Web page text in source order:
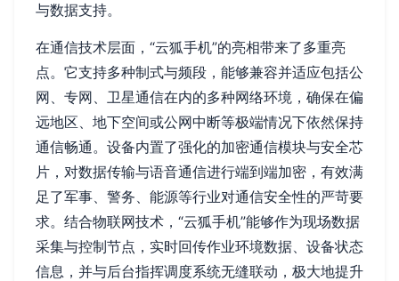
与数据支持。
在通信技术层面，“云狐手机”的亮相带来了多重亮
点。它支持多种制式与频段，能够兼容并适应包括公
网、专网、卫星通信在内的多种网络环境，确保在偏
远地区、地下空间或公网中断等极端情况下依然保持
通信畅通。设备内置了强化的加密通信模块与安全芯
片，对数据传输与语音通信进行端到端加密，有效满
足了军事、警务、能源等行业对通信安全性的严苛要
求。结合物联网技术，“云狐手机”能够作为现场数据
采集与控制节点，实时回传作业环境数据、设备状态
信息，并与后台指挥调度系统无缝联动，极大地提升